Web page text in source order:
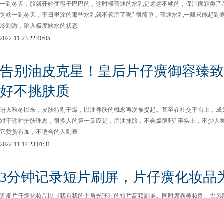
一到冬天，脸就开始变得干巴巴的，这时候普通的水乳是远远不够的，保湿面霜类
为啥一到冬天，平日里涂的那些水乳就不管用了呢? 很简单，普通水乳一般只能起到
冷刺激，陷入极度缺水的状态
2022-11-23 22:40:05
告别油皮克星！皇后片仔癀御容臻
好不挑肤质
进入秋冬以来，皮肤特别干燥，以油养肤的概念再次被提起。甚至在社交平台上，
对于这种护肤理念，很多人的第一反应是：用油抹脸，不会爆痘吗? 事实上，不少人
它赞赏有加，不适合的人则表
2022-11-17 23:01:31
3分钟记录短片刷屏，片仔癀化妆品
近期片仔癀化妆品以《我有我的主角光环》的短片高频刷屏。同时席卷美妆圈、古